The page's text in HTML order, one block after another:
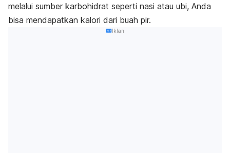
melalui sumber karbohidrat seperti nasi atau ubi, Anda
bisa mendapatkan kalori dari buah pir.
Iklan